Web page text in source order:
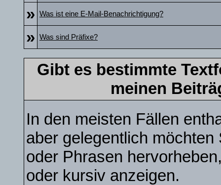
» Was ist eine E-Mail-Benachrichtigung?
» Was sind Präfixe?
Gibt es bestimmte
meinen
In den meisten Fällen
aber gelegentlich
oder Phrasen
oder kursiv anzeigen.